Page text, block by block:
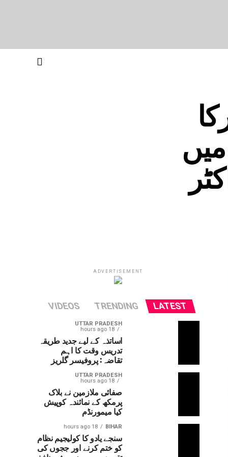
ADVERTISEMENT
LATEST
TRENDING
VIDEOS
UTTAR PRADESH
18 hours ago
اساتذہ کے لیے جدید طریقہ
تدریس وقت کا اہم
تقاضہ: پروفیسر گلریز
UTTAR PRADESH
18 hours ago
صفائی ملازمین نے بلاک
پرمکھ کے نمائندہ کوپیش
کیا میمورنڈم
BIHAR
18 hours ago
سنجے یادو کا کولیجیم نظام
کو ختم کرنے اور ججوں کی